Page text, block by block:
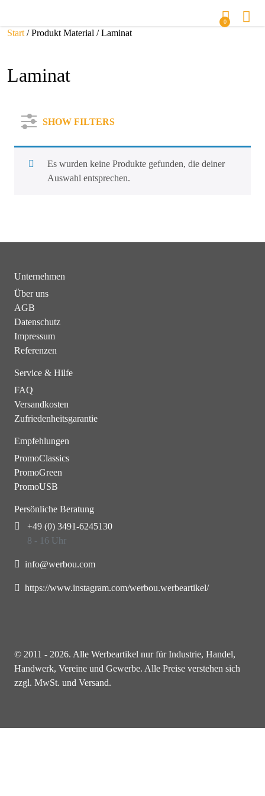
0
Start / Produkt Material / Laminat
Laminat
SHOW FILTERS
Es wurden keine Produkte gefunden, die deiner
Auswahl entsprechen.
Unternehmen
Über uns
AGB
Datenschutz
Impressum
Referenzen
Service & Hilfe
FAQ
Versandkosten
Zufriedenheitsgarantie
Empfehlungen
PromoClassics
PromoGreen
PromoUSB
Persönliche Beratung
+49 (0) 3491-6245130
8 - 16 Uhr
info@werbou.com
https://www.instagram.com/werbou.werbeartikel/
© 2011 - 2026. Alle Werbeartikel nur für Industrie, Handel,
Handwerk, Vereine und Gewerbe. Alle Preise verstehen sich
zzgl. MwSt. und Versand.